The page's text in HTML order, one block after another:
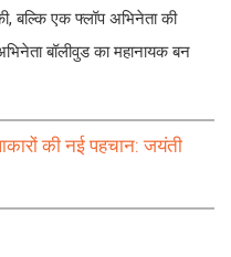
बल्कि एक फ्लॉप अभिनेता की
बॉलीवुड का महानायक बन
की नई पहचान: जयंती